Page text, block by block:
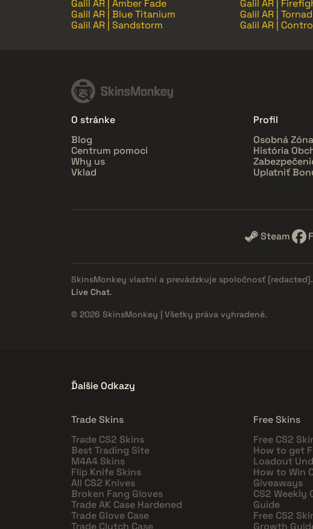
Galil AR | Amber Fade
Galil AR |
Galil AR | Blue Titanium
Galil AR |
Galil AR | Sandstorm
Galil AR |
O stránke
Blog
Centrum pomoci
Why us
Vklad
Profil
Osobná Zóna
História
Uplatniť
Steam
SkinsMonkey vlastní a prevádzkuje spoločnosť [redacted]
Live Chat.
© 2026 SkinsMonkey | Všetky práva vyhradené.
Ďalšie Odkazy
Trade Skins
Trade CS2 Skins
Best Trading Site
M4A4 Skins
Flip Knife Skins
All CS2 Knives
Broken Fang Gloves
Trade AK Case Hardened
Trade Glove Case
Trade Clutch Case
Free Skins
Free CS2
How to get
Loadout
How to Win
Giveaways
CS2 Weekly
Guide
Free CS2
Growth